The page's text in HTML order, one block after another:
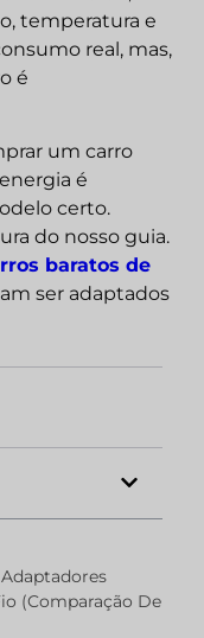
temperatura e
real, mas,
é
um carro
é
certo.
do nosso guia.
baratos de
ser adaptados
(comparação De